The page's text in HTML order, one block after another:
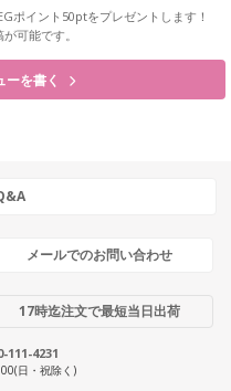
ポイント50ptをプレゼントします！
可能です。
を書く
メールでのお問い合わせ
17時迄注文で最短当日出荷
111-4231
日・祝除く)